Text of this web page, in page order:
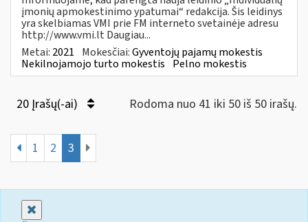
įmonių apmokestinimo ypatumai“ redakcija. Šis leidinys
yra skelbiamas VMI prie FM interneto svetainėje adresu
http://www.vmi.lt Daugiau...
Metai: 2021 Mokesčiai:Gyventojų pajamų mokestis
Nekilnojamojo turto mokestis Pelno mokestis
20 Įrašų(-ai) Rodoma nuo 41 iki 50 iš 50 irašų.
1 2 3